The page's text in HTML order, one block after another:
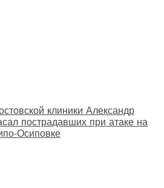
клиники Александр
пострадавших при атаке на